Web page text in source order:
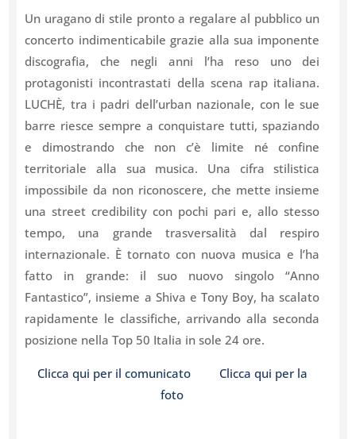
Un uragano di stile pronto a regalare al pubblico un
concerto indimenticabile grazie alla sua imponente
discografia, che negli anni l’ha reso uno dei
protagonisti incontrastati della scena rap italiana.
LUCHÈ, tra i padri dell’urban nazionale, con le sue
barre riesce sempre a conquistare tutti, spaziando
e dimostrando che non c’è limite né confine
territoriale alla sua musica. Una cifra stilistica
impossibile da non riconoscere, che mette insieme
una street credibility con pochi pari e, allo stesso
tempo, una grande trasversalità dal respiro
internazionale. È tornato con nuova musica e l’ha
fatto in grande: il suo nuovo singolo “Anno
Fantastico”, insieme a Shiva e Tony Boy, ha scalato
rapidamente le classifiche, arrivando alla seconda
posizione nella Top 50 Italia in sole 24 ore.
Clicca qui per il comunicato
Clicca qui per la
foto